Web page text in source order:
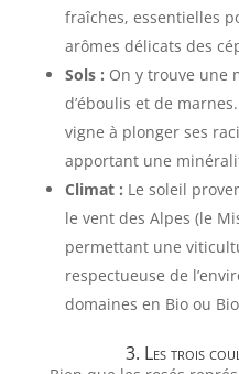
fraîches, essentielles
arômes délicats des
Sols : On y trouve une
d’éboulis et de
vigne à plonger ses
apportant une
Climat : Le soleil
le vent des Alpes (le
permettant une
respectueuse de
domaines en Bio ou
3. Les trois